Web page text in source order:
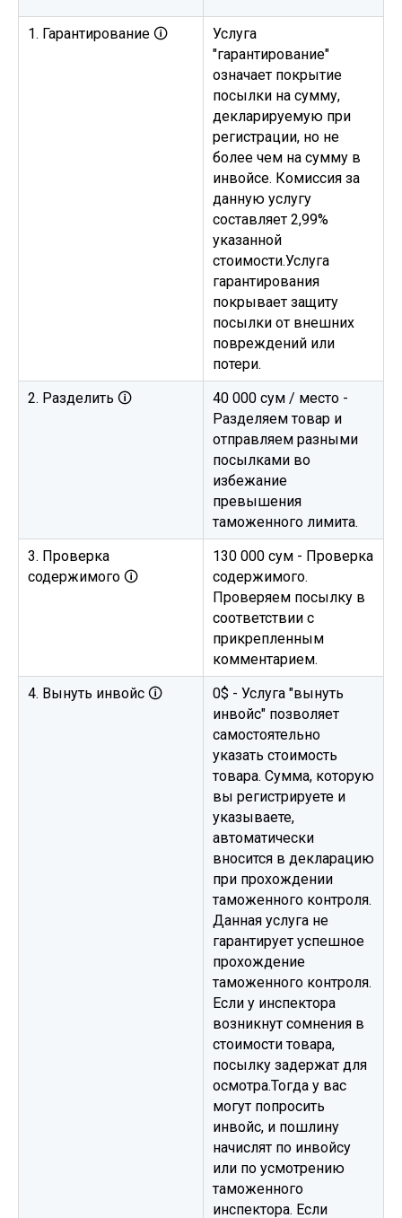
1. Гарантирование 🛈
Услуга
"гарантирование"
означает покрытие
посылки на сумму,
декларируемую при
регистрации, но не
более чем на сумму в
инвойсе. Комиссия за
данную услугу
составляет 2,99%
указанной
стоимости.Услуга
гарантирования
покрывает защиту
посылки от внешних
повреждений или
потери.
2. Разделить 🛈
40 000 сум / место -
Разделяем товар и
отправляем разными
посылками во
избежание
превышения
таможенного лимита.
3. Проверка
содержимого 🛈
130 000 сум - Проверка
содержимого.
Проверяем посылку в
соответствии с
прикрепленным
комментарием.
4. Вынуть инвойс 🛈
0$ - Услуга "вынуть
инвойс" позволяет
самостоятельно
указать стоимость
товара. Сумма, которую
вы регистрируете и
указываете,
автоматически
вносится в декларацию
при прохождении
таможенного контроля.
Данная услуга не
гарантирует успешное
прохождение
таможенного контроля.
Если у инспектора
возникнут сомнения в
стоимости товара,
посылку задержат для
осмотра.Тогда у вас
могут попросить
инвойс, и пошлину
начислят по инвойсу
или по усмотрению
таможенного
инспектора. Если